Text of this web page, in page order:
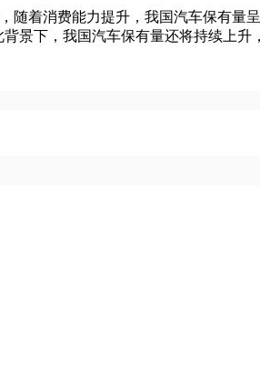
随着消费能力提升，我国汽车保有量
景下，我国汽车保有量还将持续上